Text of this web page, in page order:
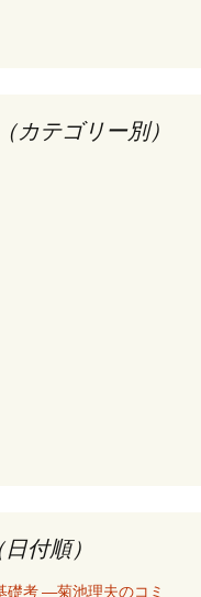
テゴリー別）
付順）
考 ―菊池理夫のコミ